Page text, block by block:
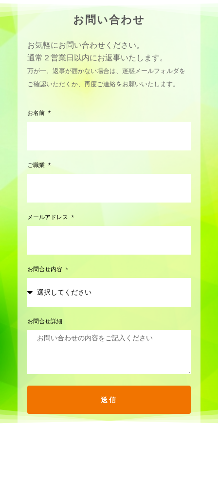
お問い合わせ
お気軽にお問い合わせください。
通常２営業日以内にお返事いたします。
万が一、返事が届かない場合は、迷惑メールフォルダを
ご確認いただくか、再度ご連絡をお願いいたします。
お名前
ご職業
メールアドレス
お問合せ内容
お問合せ詳細
送信